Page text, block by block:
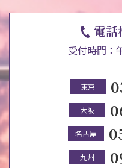
電話
受付時間：
東京
大阪
名古屋
九州